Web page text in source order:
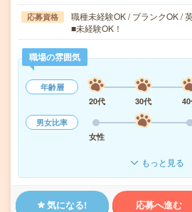
応募資格
職種未経験OK / ブランクOK /
■未経験OK！
職場の雰囲気
年齢層
20代
30代
男女比率
女性
もっと見る
気になる! 応募へ進む